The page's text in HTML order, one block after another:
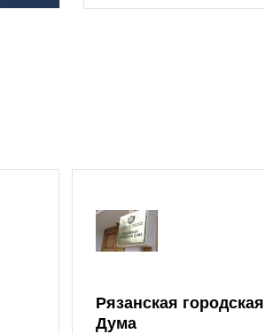
Рязанская городская
Дума